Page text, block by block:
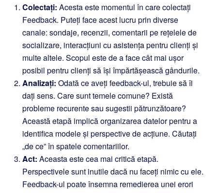
Colectați: Acesta este momentul în care colectați
Feedback. Puteți face acest lucru prin diverse
canale: sondaje, recenzii, comentarii pe rețelele de
socializare, interacțiuni cu asistența pentru clienți și
multe altele. Scopul este de a face cât mai ușor
posibil pentru clienți să își împărtășească gândurile.
Analizați: Odată ce aveți feedback-ul, trebuie să îi
dați sens. Care sunt temele comune? Există
probleme recurente sau sugestii pătrunzătoare?
Această etapă implică organizarea datelor pentru a
identifica modele și perspective de acțiune. Căutați
„de ce” în spatele comentariilor.
Act: Aceasta este cea mai critică etapă.
Perspectivele sunt inutile dacă nu faceți nimic cu ele.
Feedback-ul poate însemna remedierea unei erori